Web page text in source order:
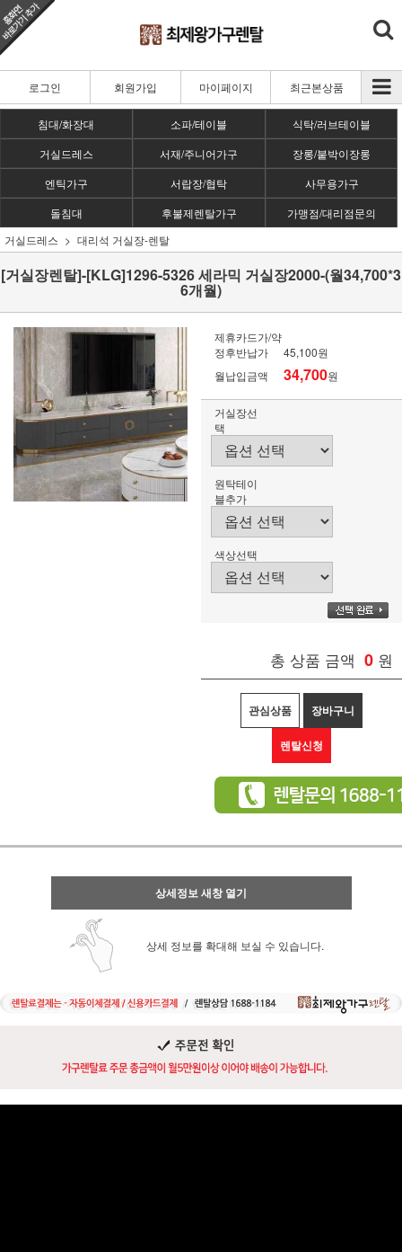
로그인 회원가입 마이페이지 최근본상품
침대/화장대 소파/테이블
식탁/러브테이블
거실드레스
서재/주니어가구
장롱/붙박이장롱
엔틱가구
서랍장/협탁
사무용가구
돌침대
후불제렌탈가구
가맹점/대리점문의
거실드레스
대리석 거실장-렌탈
[거실장렌탈]-[KLG]1296-5326 세라믹 거실장2000-(월34,700*3
6개월)
제휴카드가/약
정후반납가
45,100원
월납입금액
34,700원
거실장선
택
원탁테이
블추가
색상선택
총 상품 금액 0 원
관심상품 장바구니
렌탈신청
상세정보 새창 열기
상세 정보를 확대해 보실 수 있습니다.